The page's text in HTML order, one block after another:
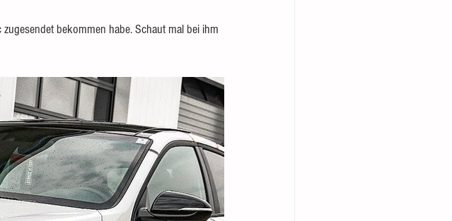
bekommen habe. Schaut mal bei ihm